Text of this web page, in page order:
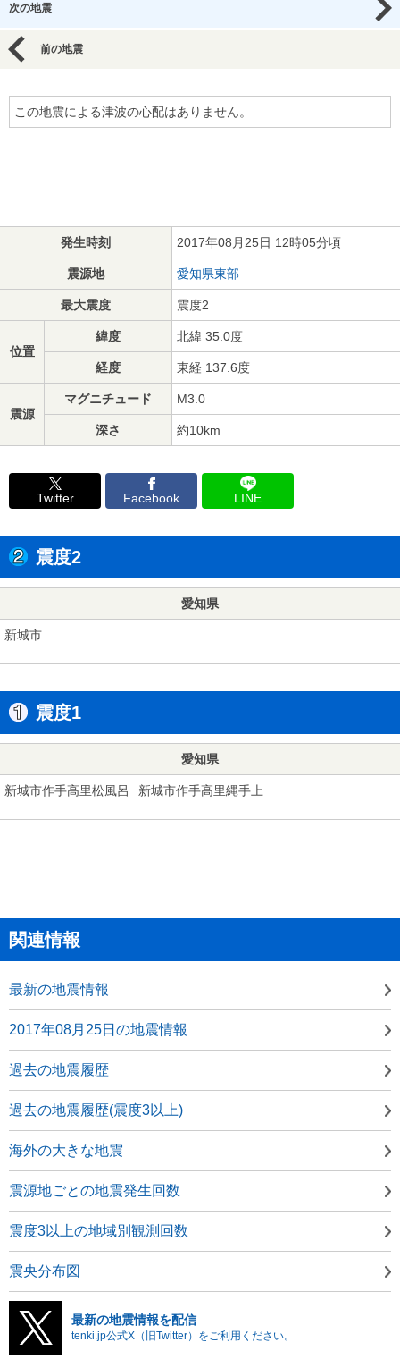
次の地震
前の地震
この地震による津波の心配はありません。
発生時刻 2017年08月25日 12時05分頃
震源地 愛知県東部
最大震度 震度2
位置
緯度 北緯 35.0度
経度 東経 137.6度
震源
マグニチュード M3.0
深さ 約10km
Twitter Facebook LINE
震度2
愛知県
新城市
震度1
愛知県
新城市作手高里松風呂 新城市作手高里縄手上
関連情報
最新の地震情報
2017年08月25日の地震情報
過去の地震履歴
過去の地震履歴(震度3以上)
海外の大きな地震
震源地ごとの地震発生回数
震度3以上の地域別観測回数
震央分布図
最新の地震情報を配信
tenki.jp公式X（旧Twitter）をご利用ください。